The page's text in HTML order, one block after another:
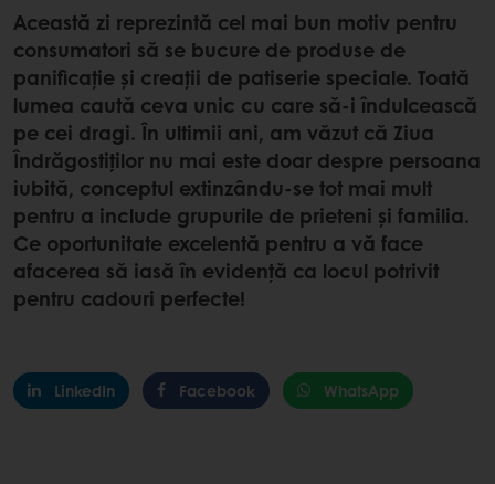
Această zi reprezintă cel mai bun motiv pentru
consumatori să se bucure de produse de
panificație și creații de patiserie speciale. Toată
lumea caută ceva unic cu care să-i îndulcească
pe cei dragi. În ultimii ani, am văzut că Ziua
Îndrăgostiților nu mai este doar despre persoana
iubită, conceptul extinzându-se tot mai mult
pentru a include grupurile de prieteni și familia.
Ce oportunitate excelentă pentru a vă face
afacerea să iasă în evidență ca locul potrivit
pentru cadouri perfecte!
LinkedIn Facebook WhatsApp